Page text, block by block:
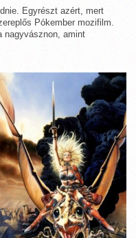
Egyrészt azért, mert
Pókember mozifilm.
nagyvásznon, amint